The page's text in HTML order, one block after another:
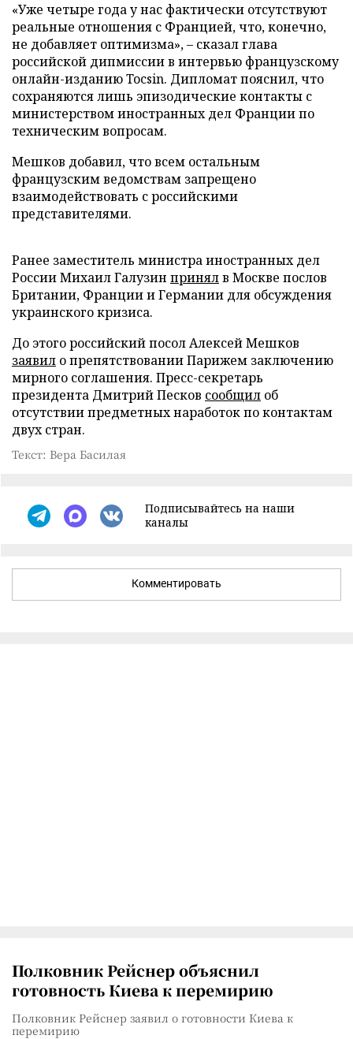
«Уже четыре года у нас фактически отсутствуют
реальные отношения с Францией, что, конечно,
не добавляет оптимизма», – сказал глава
российской дипмиссии в интервью французскому
онлайн-изданию Tocsin. Дипломат пояснил, что
сохраняются лишь эпизодические контакты с
министерством иностранных дел Франции по
техническим вопросам.
Мешков добавил, что всем остальным
французским ведомствам запрещено
взаимодействовать с российскими
представителями.
Ранее заместитель министра иностранных дел
России Михаил Галузин принялв Москве послов
Британии, Франции и Германии для обсуждения
украинского кризиса.
До этого российский посол Алексей Мешков
заявил о препятствовании Парижем заключению
мирного соглашения. Пресс-секретарь
президента Дмитрий Песков сообщил об
отсутствии предметных наработок по контактам
двух стран.
Текст: Вера Басилая
Подписывайтесь на наши
каналы
Комментировать
Полковник Рейснер объяснил
готовность Киева к перемирию
Полковник Рейснер заявил о готовности Киева к
перемирию